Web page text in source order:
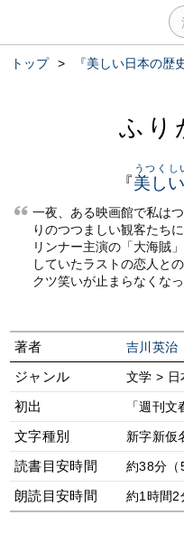
トップ > 『美しい日本の歴
ふり
『美し
うつくし
一夜、ある映画館で私は
りのつつましい観客たち
リンナー主演の「大海賊
していたラストの恋人と
クツ笑いが止まらなくな
著者 吉川英治
ジャンル 文学 > 日
初出 「週刊
文字種別 新字新仮
読書目安時間 約38分（
朗読目安時間 約1時間2